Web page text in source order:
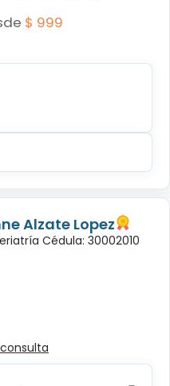
$ 999
Alzate Lopez
Cédula: 30002010